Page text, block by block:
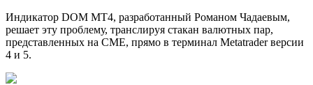
Индикатор DOM MT4, разработанный Романом Чадаевым,
решает эту проблему, транслируя стакан валютных пар,
представленных на CME, прямо в терминал Metatrader версии
4 и 5.